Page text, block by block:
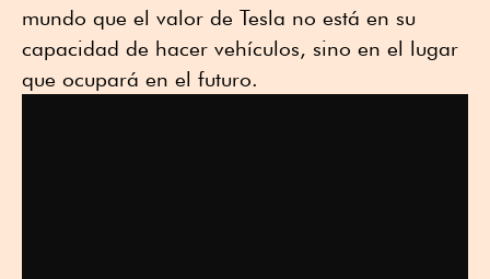
mundo que el valor de Tesla no está en su
capacidad de hacer vehículos, sino en el lugar
que ocupará en el futuro.